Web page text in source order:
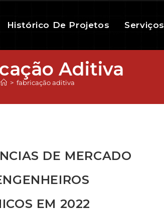
Histórico De Projetos Serviços
Aditiva
> fabricação aditiva
DE MERCADO
EM 2022